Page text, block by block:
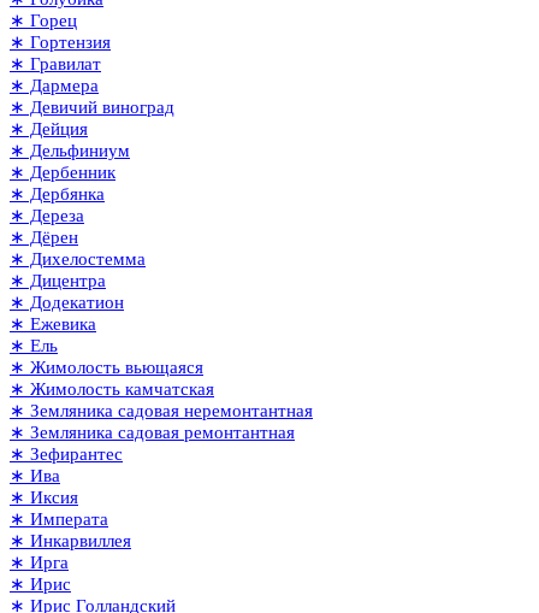
∗ Горец
∗ Гортензия
∗ Гравилат
∗ Дармера
∗ Девичий виноград
∗ Дейция
∗ Дельфиниум
∗ Дербенник
∗ Дербянка
∗ Дереза
∗ Дёрен
∗ Дихелостемма
∗ Дицентра
∗ Додекатион
∗ Ежевика
∗ Ель
∗ Жимолость вьющаяся
∗ Жимолость камчатская
∗ Земляника садовая неремонтантная
∗ Земляника садовая ремонтантная
∗ Зефирантес
∗ Ива
∗ Иксия
∗ Императа
∗ Инкарвиллея
∗ Ирга
∗ Ирис
∗ Ирис Голландский